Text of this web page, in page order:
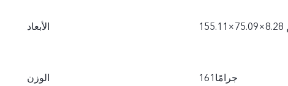
الأبعاد
الوزن 161جرامًا